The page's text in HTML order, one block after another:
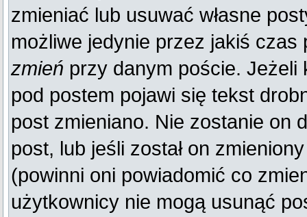
zmieniać lub usuwać własne
możliwe jedynie przez jakiś
zmień przy danym poście. Jeżeli
pod postem pojawi się tekst
post zmieniano. Nie zostanie on
post, lub jeśli został on
(powinni oni powiadomić co
użytkownicy nie mogą usunąć